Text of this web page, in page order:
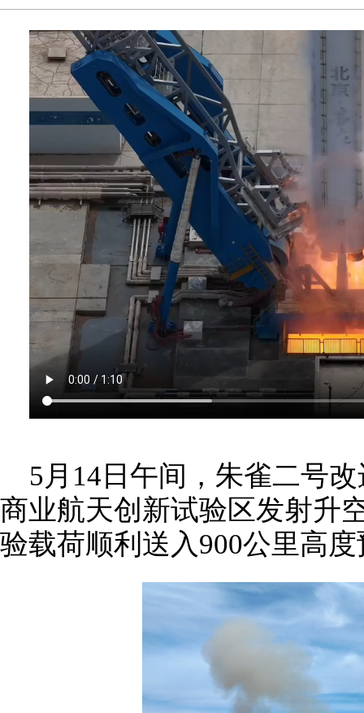
5月14日午间，朱雀二号
商业航天创新试验区发射升
验载荷顺利送入900公里高